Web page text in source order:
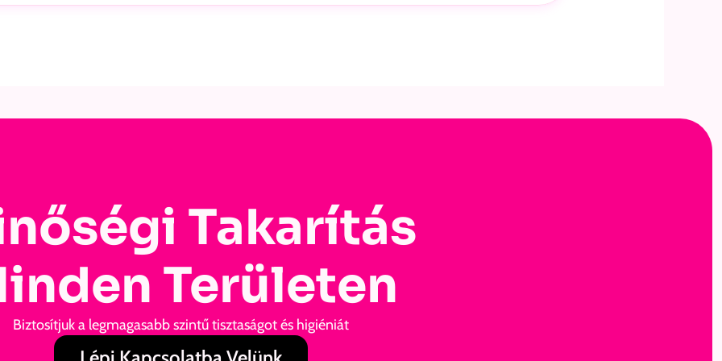
Takarítás
Területen
Biztosítjuk a legmagasabb szintű tisztaságot és higiéniát